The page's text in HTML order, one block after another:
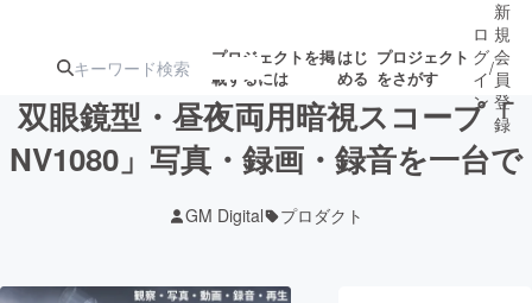
プロジェクトを掲
載するには
はじ
める
プロジェクト
をさがす
ジェクト
募集終了が近いプ
ロジェクト
ロ
グ
イ
ン
/
新
規
会
員
登
録
双眼鏡型・昼夜両用暗視スコープ「
NV1080」写真・録画・録音を一台で
GM Digital プロダクト